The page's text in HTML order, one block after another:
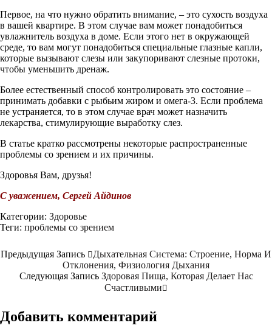
Первое, на что нужно обратить внимание, – это сухость воздуха
в вашей квартире. В этом случае вам может понадобиться
увлажнитель воздуха в доме. Если этого нет в окружающей
среде, то вам могут понадобиться специальные глазные капли,
которые вызывают слезы или закупоривают слезные протоки,
чтобы уменьшить дренаж.
Более естественный способ контролировать это состояние –
принимать добавки с рыбьим жиром и омега-3. Если проблема
не устраняется, то в этом случае врач может назначить
лекарства, стимулирующие выработку слез.
В статье кратко рассмотрены некоторые распространенные
проблемы со зрением и их причины.
Здоровья Вам, друзья!
С уважением, Сергей Айдинов
Категории: Здоровье
Теги: проблемы со зрением
Предыдущая Запись
Дыхательная Система: Строение, Норма И
Отклонения, Физиология Дыхания
Следующая Запись Здоровая Пища, Которая Делает Нас
Счастливыми
Добавить комментарий